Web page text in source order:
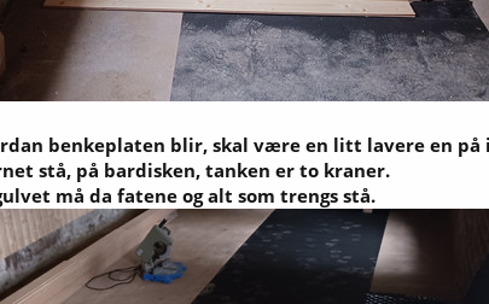
benkeplaten blir, skal være en litt lavere en på
stå, på bardisken, tanken er to kraner.
må da fatene og alt som trengs stå.